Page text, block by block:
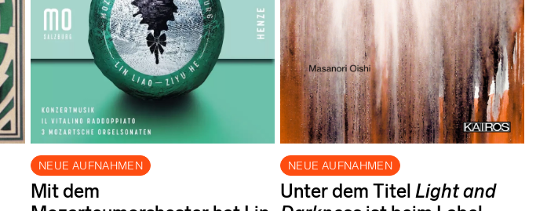
NEUE AUFNAHMEN
Mit dem
NEUE AUFNAHMEN
Unter dem Titel Light and